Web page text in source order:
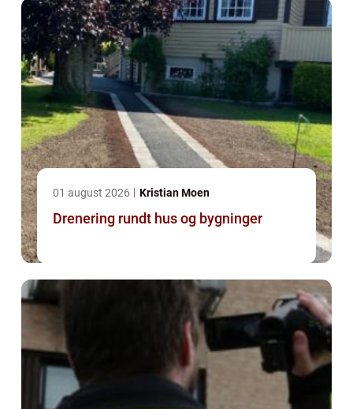
01 august 2026 Kristian Moen
Drenering rundt hus og bygninger